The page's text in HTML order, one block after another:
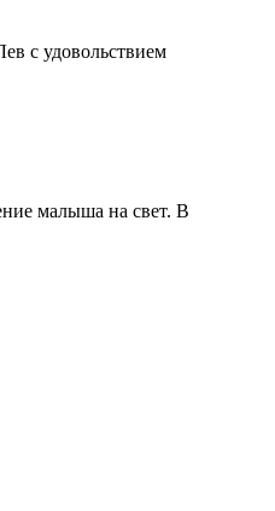
с удовольствием
малыша на свет. В